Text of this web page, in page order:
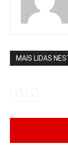
MAIS LIDAS